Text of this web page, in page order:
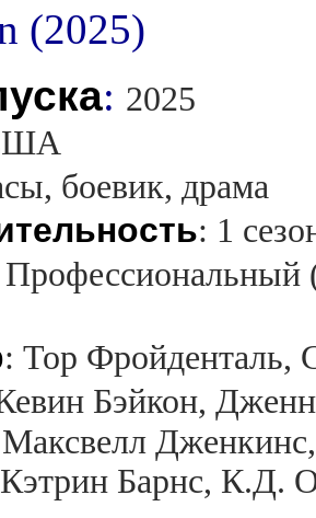
: 2025
боевик, драма
: 1
Профессиональный
: Тор Фройденталь,
Бэйкон,
Барнс, К.Д.